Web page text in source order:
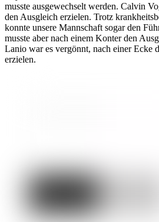
musste ausgewechselt werden. Calvin
den Ausgleich erzielen. Trotz
konnte unsere Mannschaft sogar den
musste aber nach einem Konter den
Lanio war es vergönnt, nach einer Ecke
erzielen.